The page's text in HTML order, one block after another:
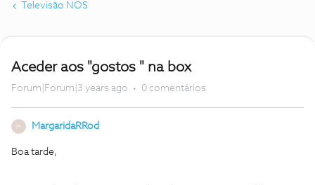
Televisão NOS
Aceder aos "gostos " na box
Forum|Forum|3 years ago 0 comentários
M MargaridaRRod
Boa tarde,